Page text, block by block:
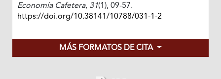
Economía Cafetera, 31(1), 09-57.
https://doi.org/10.38141/10788/031-1-2
MÁS FORMATOS DE CITA